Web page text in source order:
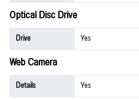
Optical Disc Drive
Drive Yes
Web Camera
Details Yes